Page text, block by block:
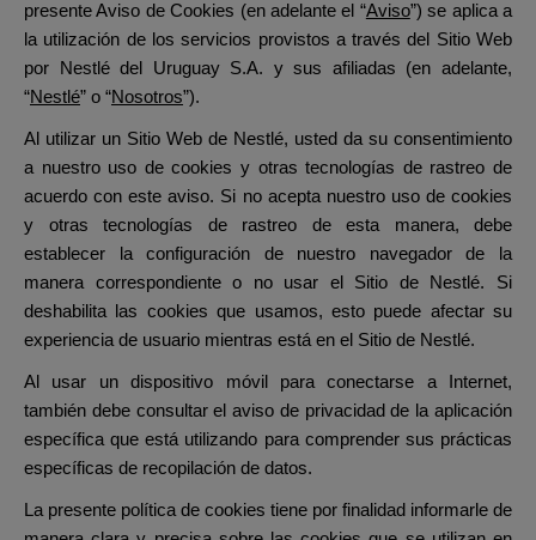
presente Aviso de Cookies (en adelante el “Aviso”) se aplica a
la utilización de los servicios provistos a través del Sitio Web
por
Nestlé del Uruguay S.A. y sus afiliadas (en adelante,
“Nestlé” o “Nosotros”).
Al utilizar un Sitio Web de Nestlé, usted da su consentimiento
a nuestro uso de cookies y otras tecnologías de rastreo de
acuerdo con este aviso. Si no acepta nuestro uso de cookies
y otras tecnologías de rastreo de esta manera, debe
establecer la configuración de nuestro navegador de la
manera correspondiente o no usar el Sitio de Nestlé. Si
deshabilita las cookies que usamos, esto puede afectar su
experiencia de usuario mientras está en el Sitio de Nestlé.
Al usar un dispositivo móvil para conectarse a Internet,
también debe consultar el aviso de privacidad de la aplicación
específica que está utilizando para comprender sus prácticas
específicas de recopilación de datos.
La presente política de cookies tiene por finalidad informarle de